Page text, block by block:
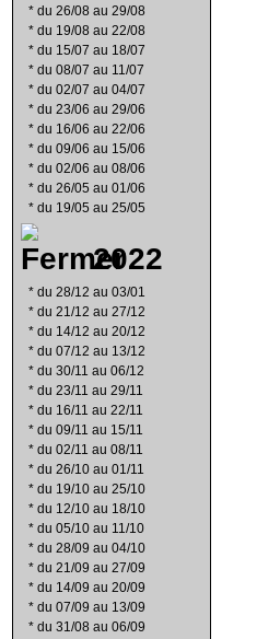
* du 26/08 au 29/08
* du 19/08 au 22/08
* du 15/07 au 18/07
* du 08/07 au 11/07
* du 02/07 au 04/07
* du 23/06 au 29/06
* du 16/06 au 22/06
* du 09/06 au 15/06
* du 02/06 au 08/06
* du 26/05 au 01/06
* du 19/05 au 25/05
2022
* du 28/12 au 03/01
* du 21/12 au 27/12
* du 14/12 au 20/12
* du 07/12 au 13/12
* du 30/11 au 06/12
* du 23/11 au 29/11
* du 16/11 au 22/11
* du 09/11 au 15/11
* du 02/11 au 08/11
* du 26/10 au 01/11
* du 19/10 au 25/10
* du 12/10 au 18/10
* du 05/10 au 11/10
* du 28/09 au 04/10
* du 21/09 au 27/09
* du 14/09 au 20/09
* du 07/09 au 13/09
* du 31/08 au 06/09